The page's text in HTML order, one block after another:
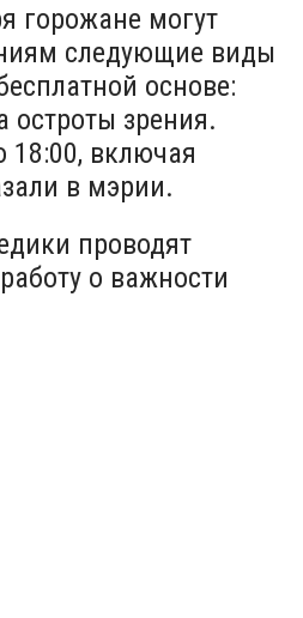
горожане могут
следующие виды
основе:
остроты зрения.
18:00, включая
в мэрии.
проводят
о важности